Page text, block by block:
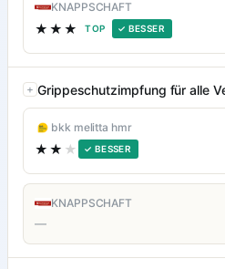
KNAPPSCHAFT
★★★ TOP ✓ BESSER
Grippeschutzimpfung für alle
bkk melitta hmr
★★ ★ ✓ BESSER
KNAPPSCHAFT
—